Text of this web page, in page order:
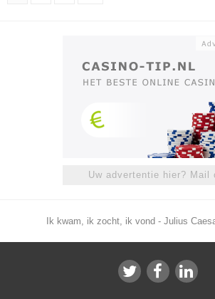
Uw advertentie hier? Mail
Ik kwam, ik zocht, ik vond - Julius